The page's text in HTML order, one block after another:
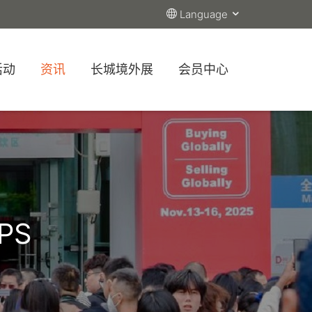
Language
资讯 长城境外展 会员中心